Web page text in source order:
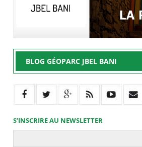
BLOG GÉOPARC JBEL BANI
S’INSCRIRE AU NEWSLETTER